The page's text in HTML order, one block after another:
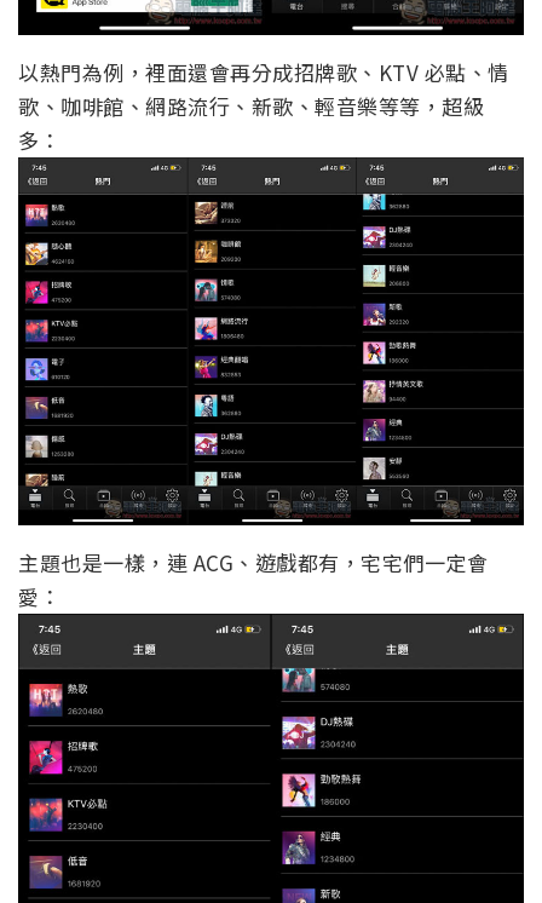
以熱門為例，裡面還會再分成招牌歌、KTV 必點、情
歌、咖啡館、網路流行、新歌、輕音樂等等，超級
多：
主題也是一樣，連 ACG、遊戲都有，宅宅們一定會
愛：